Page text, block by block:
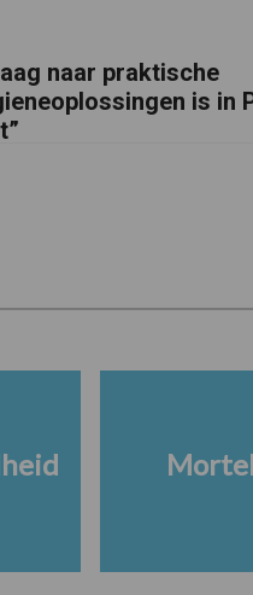
naar praktische
is in